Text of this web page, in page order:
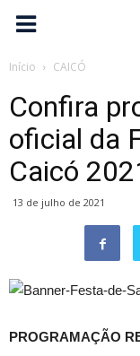
Início CAICÓ
Confira
oficial da
Caicó
13 de julho de 2021
PROGRAMAÇÃO